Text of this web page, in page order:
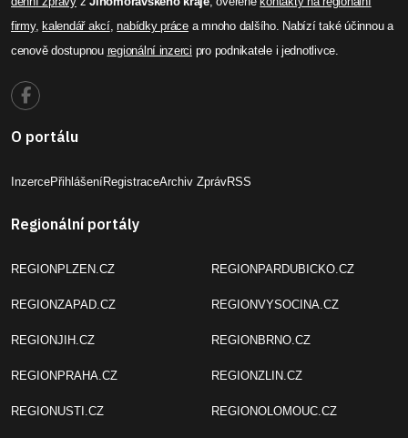
firmy,kalendář akcí,nabídky prácea mnoho dalšího. Nabízí také účinnou a
cenově dostupnou regionální inzerci pro podnikatele i jednotlivce.
O portálu
InzercePřihlášeníRegistraceArchiv ZprávRSS
Regionální portály
REGIONPLZEN.CZ
REGIONZAPAD.CZ
REGIONJIH.CZ
REGIONPRAHA.CZ
REGIONUSTI.CZ
REGIONPARDUBICKO.CZ
REGIONVYSOCINA.CZ
REGIONBRNO.CZ
REGIONZLIN.CZ
REGIONOLOMOUC.CZ